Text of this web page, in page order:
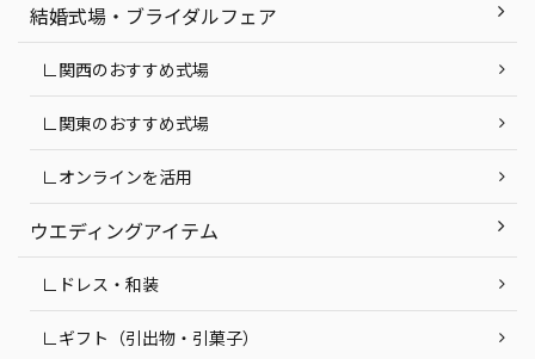
結婚式場・ブライダルフェア
∟関西のおすすめ式場
∟関東のおすすめ式場
∟オンラインを活用
ウエディングアイテム
∟ドレス・和装
∟ギフト（引出物・引菓子）